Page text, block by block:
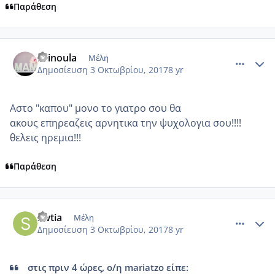
Παράθεση
Krinoula Μέλη
Δημοσίευση 3 Οκτωβρίου, 20178 yr
Αστο "καπου" μονο το γιατρο σου θα
ακους επηρεαζεις αρνητικα την ψυχολογια σου!!!!
θελεις ηρεμια!!!
Παράθεση
swtia Μέλη
Δημοσίευση 3 Οκτωβρίου, 20178 yr
στις πριν 4 ώρες, ο/η mariatzo είπε: